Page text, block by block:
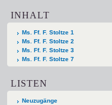
INHALT
Ms. Ff. F. Stoltze 1
Ms. Ff. F. Stoltze 2
Ms. Ff. F. Stoltze 3
Ms. Ff. F. Stoltze 7
LISTEN
Neuzugänge